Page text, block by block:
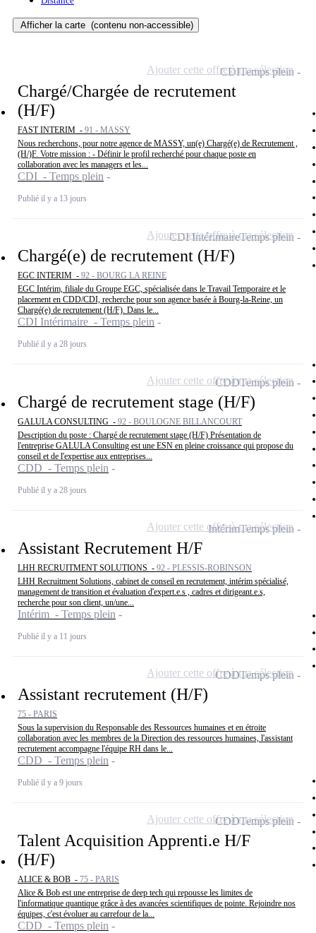
Afficher la carte (contenu non-accessible)
Chargé/Chargée de recrutement
(H/F)
FAST INTERIM - 91 - MASSY
Nous recherchons, pour notre agence de MASSY, un(e) Chargé(e) de Recrutement ,
(H/)F. Votre mission : - Définir le profil recherché pour chaque poste en
collaboration avec les managers et les...
CDI - Temps plein
Publié il y a 13 jours
CDITemps plein
Ajouter cette offre à ma sélection
Chargé(e) de recrutement (H/F)
EGC INTERIM - 92 - BOURG LA REINE
EGC Intérim, filiale du Groupe EGC, spécialisée dans le Travail Temporaire et le
placement en CDD/CDI, recherche pour son agence basée à Bourg-la-Reine, un
Chargé(e) de recrutement (H/F). Dans le...
CDI Intérimaire - Temps plein
Publié il y a 28 jours
CDI IntérimaireTemps plein
Ajouter cette offre à ma sélection
Chargé de recrutement stage (H/F)
GALULA CONSULTING - 92 - BOULOGNE BILLANCOURT
Description du poste : Chargé de recrutement stage (H/F) Présentation de
l'entreprise GALULA Consulting est une ESN en pleine croissance qui propose du
conseil et de l'expertise aux entreprises...
CDD - Temps plein
Publié il y a 28 jours
CDDTemps plein
Ajouter cette offre à ma sélection
Assistant Recrutement H/F
LHH RECRUITMENT SOLUTIONS - 92 - PLESSIS-ROBINSON
LHH Recruitment Solutions, cabinet de conseil en recrutement, intérim spécialisé,
management de transition et évaluation d'expert.e.s , cadres et dirigeant.e.s,
recherche pour son client, un/une...
Intérim - Temps plein
Publié il y a 11 jours
IntérimTemps plein
Ajouter cette offre à ma sélection
Assistant recrutement (H/F)
75 - PARIS
Sous la supervision du Responsable des Ressources humaines et en étroite
collaboration avec les membres de la Direction des ressources humaines, l'assistant
recrutement accompagne l'équipe RH dans le...
CDD - Temps plein
Publié il y a 9 jours
CDDTemps plein
Ajouter cette offre à ma sélection
Talent Acquisition Apprenti.e H/F
(H/F)
ALICE & BOB - 75 - PARIS
Alice & Bob est une entreprise de deep tech qui repousse les limites de
l'informatique quantique grâce à des avancées scientifiques de pointe. Rejoindre nos
équipes, c'est évoluer au carrefour de la...
CDD - Temps plein
CDDTemps plein
Ajouter cette offre à ma sélection